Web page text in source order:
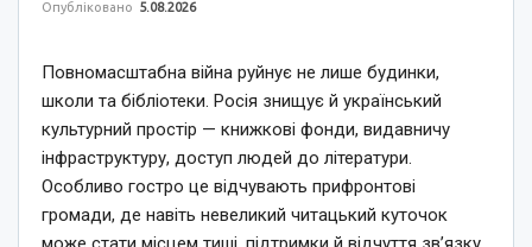
Опубліковано 5.08.2026
Повномасштабна війна руйнує не лише будинки,
школи та бібліотеки. Росія знищує й український
культурний простір — книжкові фонди, видавничу
інфраструктуру, доступ людей до літератури.
Особливо гостро це відчувають прифронтові
громади, де навіть невеликий читацький куточок